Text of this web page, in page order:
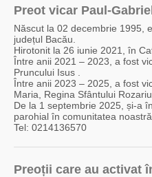
Preot vicar Paul-
Născut la 02 decembrie 1995,
județul Bacău.
Hirotonit la 26 iunie 2021, în
Între anii 2021 – 2023, a fost
Pruncului Isus .
Între anii 2023 – 2025, a fost
Maria, Regina Sfântului
De la 1 septembrie 2025, și-a
parohial în comunitatea noastră.
Tel: 0214136570
Preoții care au activat